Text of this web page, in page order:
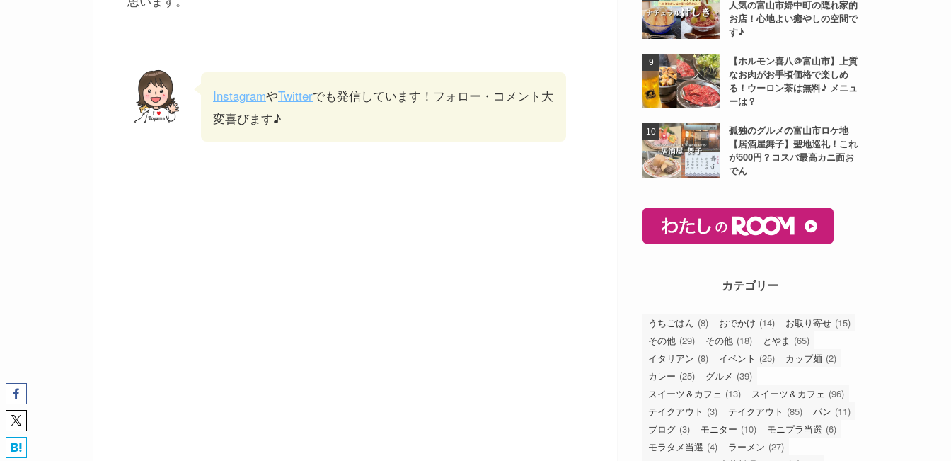
InstagramやTwitterでも発信しています！フォロー・コメント大
変喜びます♪
人気の富山市婦中町の隠れ家的
お店！心地よい癒やしの空間で
す♪
【ホルモン喜八＠富山市】上質
なお肉がお手頃価格で楽しめ
る！ウーロン茶は無料♪ メニュ
ーは？
孤独のグルメの富山市ロケ地
【居酒屋舞子】聖地巡礼！これ
が500円？コスパ最高カニ面お
でん
カテゴリー
うちごはん (8) おでかけ (14) お取り寄せ (15)
その他 (29) その他 (18) とやま (65)
イタリアン (8) イベント (25) カップ麺 (2)
カレー (25) グルメ (39)
スイーツ＆カフェ (13) スイーツ＆カフェ (96)
テイクアウト (3) テイクアウト (85) パン (11)
ブログ (3) モニター (10) モニプラ当選 (6)
モラタメ当選 (4) ラーメン (27)